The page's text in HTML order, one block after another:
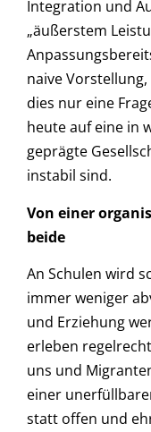
Integration und
„äußerstem
naive
dies nur eine
heute auf eine in
geprägte
instabil sind.
Von einer
beide
An Schulen wird
immer weniger
und Erziehung
erleben
uns und
einer
statt offen und